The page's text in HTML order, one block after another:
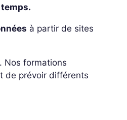
à partir de sites
Nos formations
de prévoir différents